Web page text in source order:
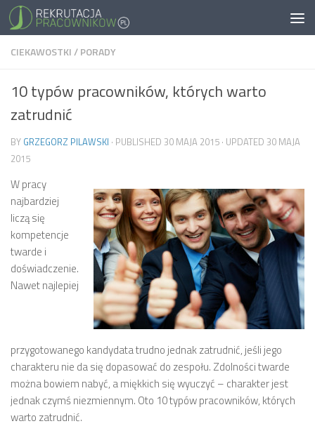
CIEKAWOSTKI/PORADY
10 typów pracowników, których warto
zatrudnić
BY GRZEGORZ PILAWSKI · PUBLISHED 30 MAJA 2015 · UPDATED 30 MAJA
2015
W pracy
najbardziej
liczą się
kompetencje
twarde i
doświadczenie.
Nawet najlepiej
przygotowanego kandydata trudno jednak zatrudnić, jeśli jego
charakteru nie da się dopasować do zespołu. Zdolności twarde
można bowiem nabyć, a miękkich się wyuczyć – charakter jest
jednak czymś niezmiennym. Oto 10 typów pracowników, których
warto zatrudnić.